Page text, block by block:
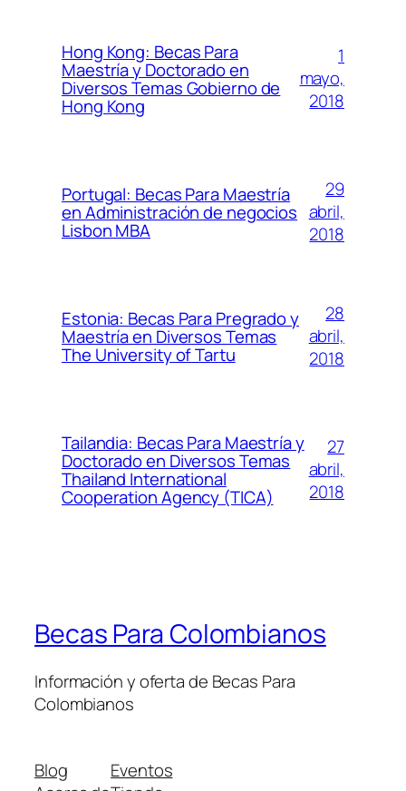
Hong Kong: Becas Para
Maestría y Doctorado en
Diversos Temas Gobierno de
Hong Kong
1
mayo,
2018
Portugal: Becas Para Maestría
en Administración de negocios
Lisbon MBA
29
abril,
2018
Estonia: Becas Para Pregrado y
Maestría en Diversos Temas
The University of Tartu
28
abril,
2018
Tailandia: Becas Para Maestría y
Doctorado en Diversos Temas
Thailand International
Cooperation Agency (TICA)
27
abril,
2018
Becas Para Colombianos
Información y oferta de Becas Para
Colombianos
Blog
Eventos